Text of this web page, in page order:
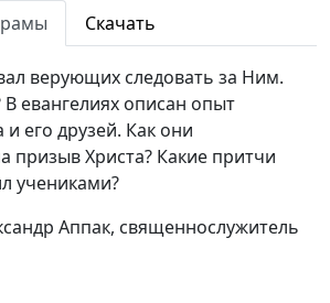
Евгений Зайцев,
к.филос.н., доктор
меня
Евгений Зайцев,
к.филос.н., доктор
богословия
к.филос.н., доктор
Скачать
верующих следовать за Ним.
В евангелиях описан опыт
его друзей. Как они
призыв Христа? Какие притчи
учениками?
Аппак, священнослужитель